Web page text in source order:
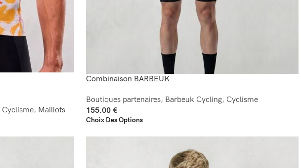
Cyclisme, Maillots
Combinaison BARBEUK
Boutiques partenaires, Barbeuk Cycling, Cyclisme
155.00 €
Choix Des Options